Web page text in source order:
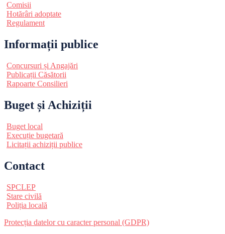
Comisii
Hotărâri adoptate
Regulament
Informații publice
Concursuri și Angajări
Publicații Căsătorii
Rapoarte Consilieri
Buget și Achiziții
Buget local
Execuție bugetară
Licitații achiziții publice
Contact
SPCLEP
Stare civilă
Poliția locală
Protecția datelor cu caracter personal (GDPR)